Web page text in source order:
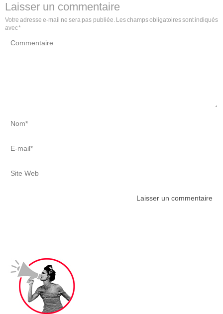
Laisser un commentaire
Votre adresse e-mail ne sera pas publiée.Les champs obligatoires sont indiqués
avec*